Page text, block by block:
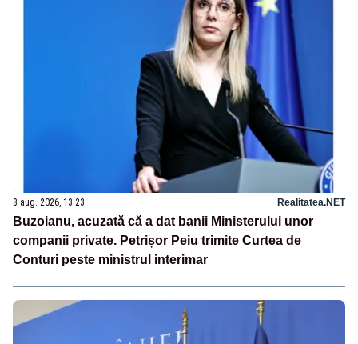
8 aug. 2026, 13:23 Realitatea.NET
Buzoianu, acuzată că a dat banii Ministerului unor
companii private. Petrișor Peiu trimite Curtea de
Conturi peste ministrul interimar